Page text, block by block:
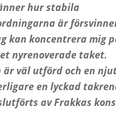
hur stabila
är
kan koncentrera mig
nyrenoverade taket.
är väl utförd och en
en lyckad
av Frakkas